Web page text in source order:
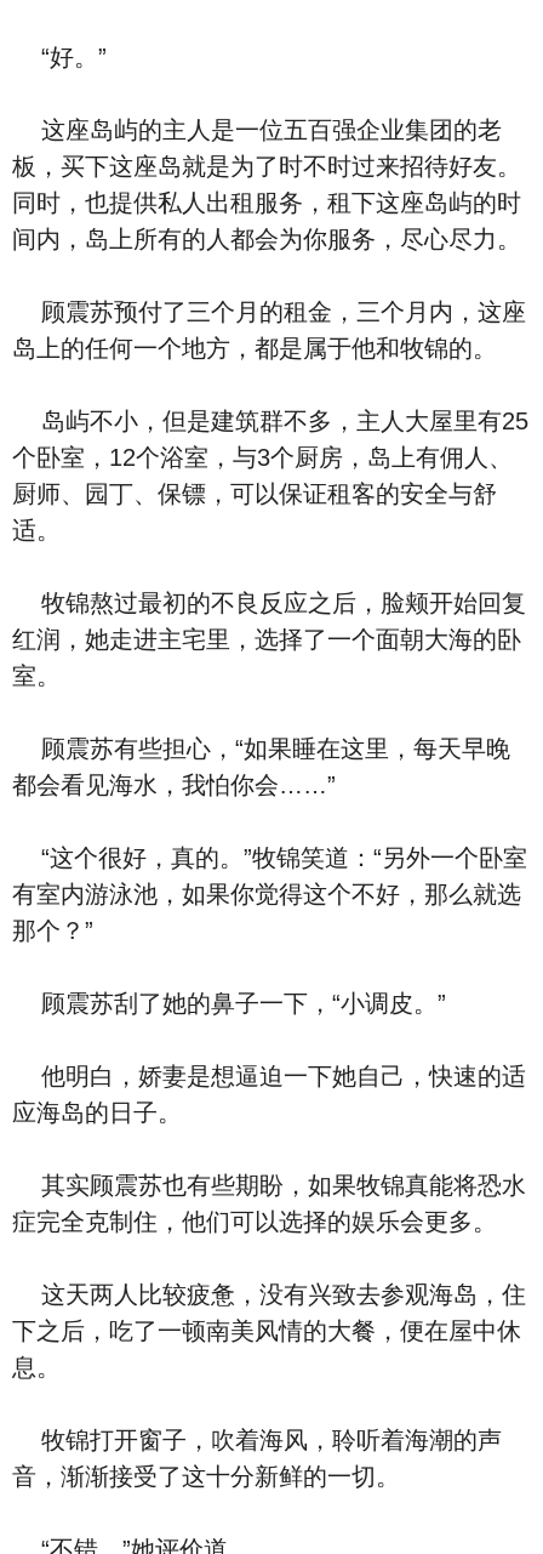
“好。”
这座岛屿的主人是一位五百强企业集团的老
板，买下这座岛就是为了时不时过来招待好友。
同时，也提供私人出租服务，租下这座岛屿的时
间内，岛上所有的人都会为你服务，尽心尽力。
顾震苏预付了三个月的租金，三个月内，这座
岛上的任何一个地方，都是属于他和牧锦的。
岛屿不小，但是建筑群不多，主人大屋里有25
个卧室，12个浴室，与3个厨房，岛上有佣人、
厨师、园丁、保镖，可以保证租客的安全与舒
适。
牧锦熬过最初的不良反应之后，脸颊开始回复
红润，她走进主宅里，选择了一个面朝大海的卧
室。
顾震苏有些担心，“如果睡在这里，每天早晚
都会看见海水，我怕你会……”
“这个很好，真的。”牧锦笑道：“另外一个卧室
有室内游泳池，如果你觉得这个不好，那么就选
那个？”
顾震苏刮了她的鼻子一下，“小调皮。”
他明白，娇妻是想逼迫一下她自己，快速的适
应海岛的日子。
其实顾震苏也有些期盼，如果牧锦真能将恐水
症完全克制住，他们可以选择的娱乐会更多。
这天两人比较疲惫，没有兴致去参观海岛，住
下之后，吃了一顿南美风情的大餐，便在屋中休
息。
牧锦打开窗子，吹着海风，聆听着海潮的声
音，渐渐接受了这十分新鲜的一切。